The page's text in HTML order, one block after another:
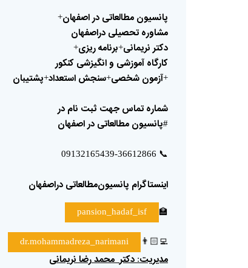
پانسیون مطالعاتی دراصفهان+
مشاوره تحصیلی دراصفهان
دکتر نریمانی+برنامهریزی+
کارگاه آموزشی وانگیزشی کنکور
+آزمون شخصی+سنجش استعداد+پشتیبان
شماره تماس جهت ثبت نام در
#پانسیون مطالعاتی دراصفهان
📞
اینستاگرام پانسیون‌مطالعاتی دراصفهان
🏫
pansion_hadaf_isf
👨🏻‍💻
dr.mohammadreza_narimani
مدیریت: دکتر محمدرضانریمانی